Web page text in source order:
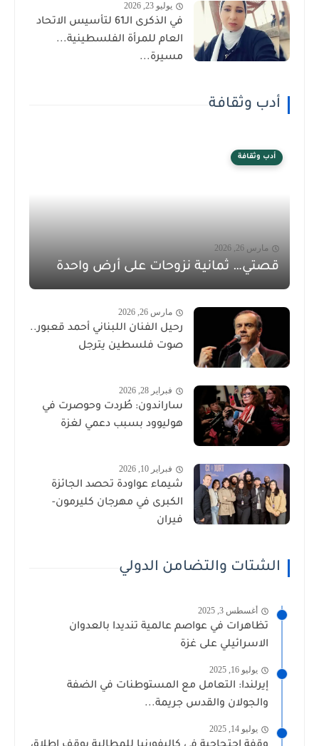
يوليو 23, 2026
في الذكرى الـ61 لتأسيس الاتحاد
العام للمرأة الفلسطينية...
مسيرة...
أدب وثقافة
أدب وثقافة
مارس 26, 2026
قصتي… ثمانية نزوحات على أرض واحدة
مارس 26, 2026
رحيل الفنان اللبناني أحمد قعبور..
صوت فلسطين يترجل
فبراير 28, 2026
ساراندون: طُردت وحوصرت في
هوليوود بسبب دعمي لغزة
فبراير 10, 2026
شيماء عواودة تحصد الجائزة
الكبرى في مهرجان كليرمون-
فيران
الشتات والتضامن الدولي
أغسطس 3, 2025
تظاهرات في عواصم عالمية تنديدا بالعدوان
الاسرائيلي على غزة
يوليو 16, 2025
إيرلندا: التعامل مع المستوطنات في الضفة
والجولان والقدس جريمة...
يوليو 14, 2025